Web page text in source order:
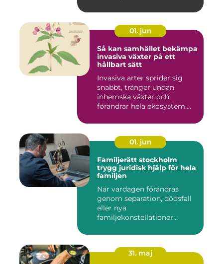
01. jun
Så kan samhället bekämpa
invasiva växter på ett
hållbart sätt
Invasiva arter sprider sig
snabbt, tränger undan
inhemska växter och
förändrar hela ekosystem.
01. jun
Familjerätt stockholm
trygg juridisk hjälp för hela
familjen
När vardagen förändras
genom separation, dödsfall
eller nya
familjekonstellationer
31. maj